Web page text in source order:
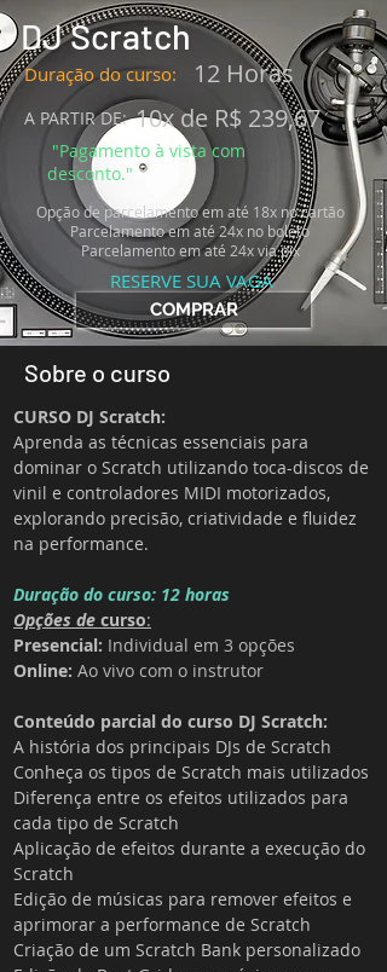
Sobre o curso
CURSO DJ Scratch:
Aprenda as técnicas essenciais para
dominar o Scratch utilizando toca-discos de
vinil e controladores MIDI motorizados,
explorando precisão, criatividade e fluidez
na performance.
Duração do curso: 12 horas
Opções de curso:
Presencial: Individual em 3 opções
Online: Ao vivo com o instrutor
Conteúdo parcial do curso DJ Scratch:
A história dos principais DJs de Scratch
Conheça os tipos de Scratch mais utilizados
Diferença entre os efeitos utilizados para
cada tipo de Scratch
Aplicação de efeitos durante a execução do
Scratch
Edição de músicas para remover efeitos e
aprimorar a performance de Scratch
Criação de um Scratch Bank personalizado
DJ Scratch
Duração do curso: 12 Horas
A PARTIR DE: 10x de R$ 239,67
"Pagamento à vista com
desconto."
Opção de parcelamento em até 18x no cartão
Parcelamento em até 24x no boleto
Parcelamento em até 24x via pix
RESERVE SUA VAGA
COMPRAR